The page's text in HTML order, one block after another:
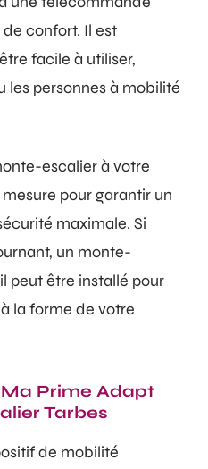
confort. Il est
facile à utiliser,
les personnes à mobilité
escalier à votre
pour garantir un
maximale. Si
un monte-
peut être installé pour
la forme de votre
Prime Adapt
Tarbes
de mobilité